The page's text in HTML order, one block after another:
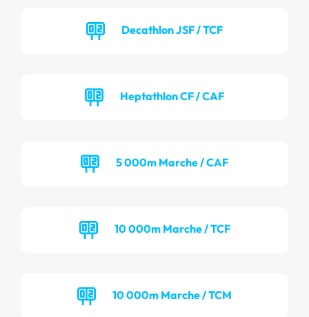
Decathlon JSF / TCF
Heptathlon CF / CAF
5 000m Marche / CAF
10 000m Marche / TCF
10 000m Marche / TCM